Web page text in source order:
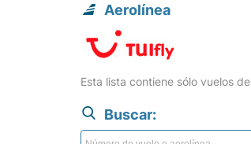
Aerolínea
Esta lista contiene sólo vuelos de
Buscar: